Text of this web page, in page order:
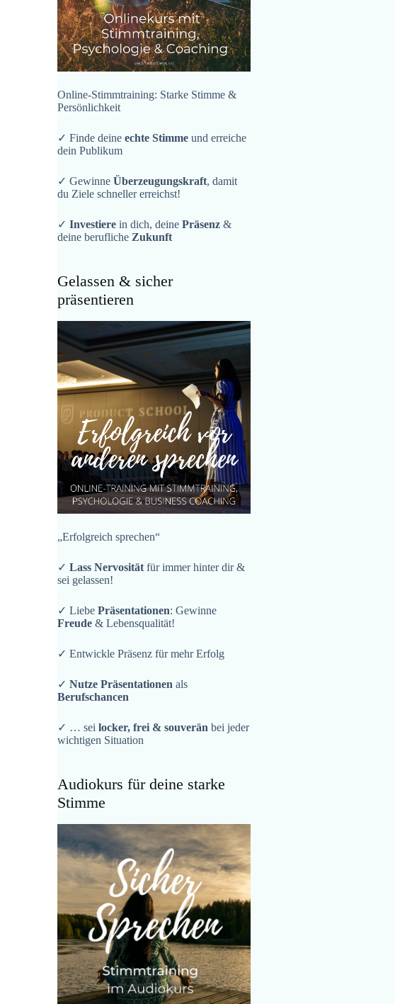
Online-Stimmtraining: Starke Stimme &
Persönlichkeit
✓ Finde deineechte Stimme und erreiche
dein Publikum
✓ GewinneÜberzeugungskraft, damit
du Ziele schneller erreichst!
✓Investiere in dich, deinePräsenz &
deine berufliche Zukunft
Gelassen & sicher
präsentieren
„Erfolgreich sprechen“
✓Lass Nervosität für immer hinter dir &
sei gelassen!
✓ LiebePräsentationen: Gewinne
Freude & Lebensqualität!
✓ Entwickle Präsenz für mehr Erfolg
✓Nutze Präsentationenals
Berufschancen
✓ … seilocker, frei & souverän bei jeder
wichtigen Situation
Audiokurs für deine starke
Stimme